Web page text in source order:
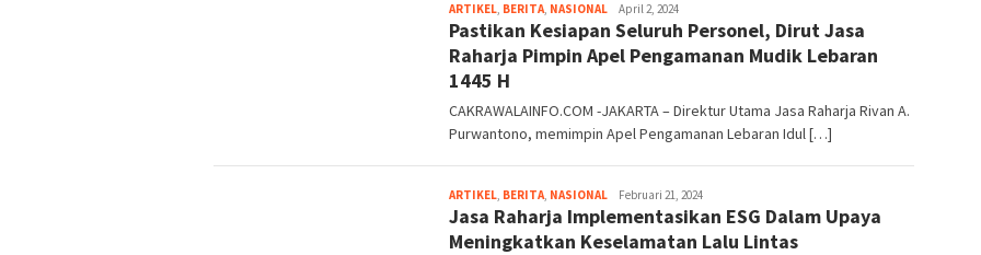
ARTIKEL, BERITA, NASIONAL Kusuma
Perwira
April 2, 2024
Pastikan Kesiapan Seluruh Personel, Dirut Jasa
Raharja Pimpin Apel Pengamanan Mudik Lebaran
1445 H
CAKRAWALAINFO.COM -JAKARTA – Direktur Utama Jasa Raharja Rivan A.
Purwantono, memimpin Apel Pengamanan Lebaran Idul […]
ARTIKEL, BERITA, NASIONAL Kusuma
Perwira
Februari 21, 2024
Jasa Raharja Implementasikan ESG Dalam Upaya
Meningkatkan Keselamatan Lalu Lintas